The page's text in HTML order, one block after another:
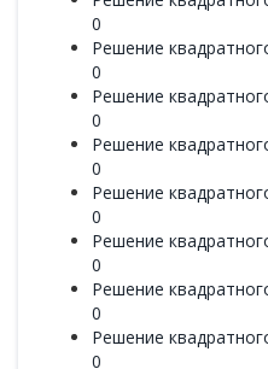
0
Решение
0
Решение
0
Решение
0
Решение
0
Решение
0
Решение
0
Решение
0